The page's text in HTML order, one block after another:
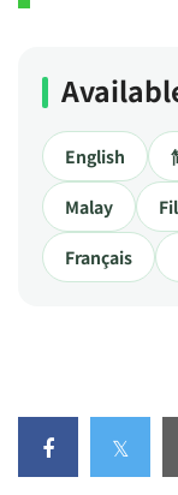
English
Malay
Français